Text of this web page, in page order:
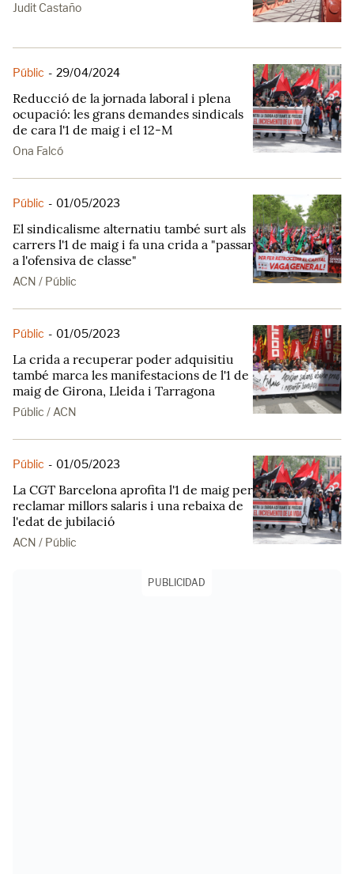
Judit Castaño
Públic - 29/04/2024
Reducció de la jornada laboral i plena
ocupació: les grans demandes sindicals
de cara l'1 de maig i el 12-M
Ona Falcó
Públic - 01/05/2023
El sindicalisme alternatiu també surt als
carrers l'1 de maig i fa una crida a "passar
a l'ofensiva de classe"
ACN / Públic
Públic - 01/05/2023
La crida a recuperar poder adquisitiu
també marca les manifestacions de l'1 de
maig de Girona, Lleida i Tarragona
Públic / ACN
Públic - 01/05/2023
La CGT Barcelona aprofita l'1 de maig per
reclamar millors salaris i una rebaixa de
l'edat de jubilació
ACN / Públic
PUBLICIDAD